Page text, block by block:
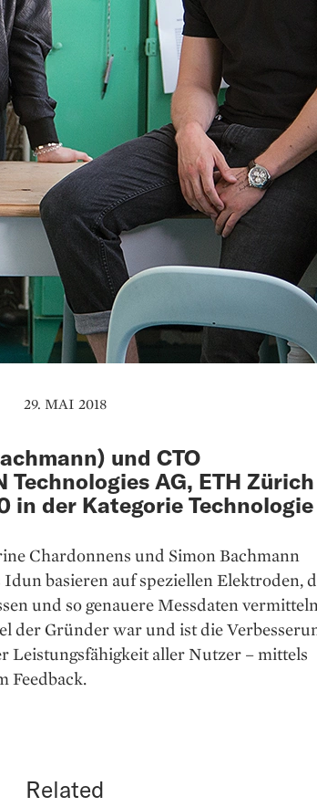
29. MAI 2018
und CTO
Technologies AG, ETH Zürich
in der Kategorie Technologie
Chardonnens und Simon Bachmann
basieren auf speziellen Elektroden,
und so genauere Messdaten vermitteln
der Gründer war und ist die
Leistungs­fähigkeit aller Nutzer – mittels
Feedback.
Related